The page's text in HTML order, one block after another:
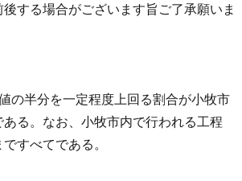
する場合がございます旨ご了承願いま
の半分を一定程度上回る割合が小牧市
る。なお、小牧市内で行われる工程
すべてである。